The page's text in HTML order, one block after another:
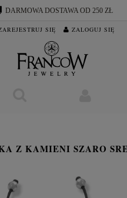
DARMOWA DOSTAWA OD 250 ZŁ
SIĘ ZALOGUJ SIĘ
Z KAMIENI SZARO